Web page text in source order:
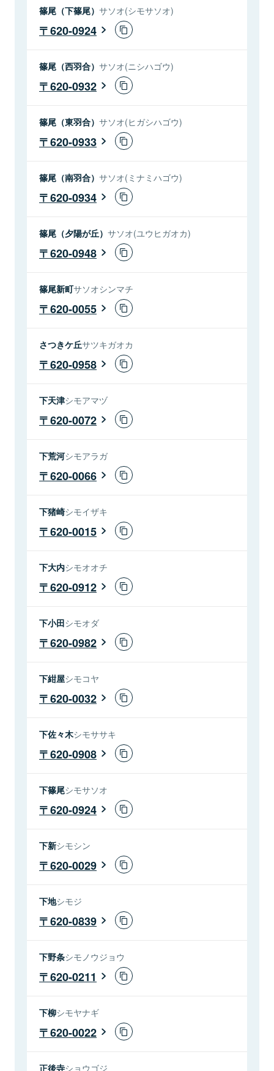
篠尾（下篠尾） サソオ(シモサソオ)
620-0924
篠尾（西羽合） サソオ(ニシハゴウ)
620-0932
篠尾（東羽合） サソオ(ヒガシハゴウ)
620-0933
篠尾（南羽合） サソオ(ミナミハゴウ)
620-0934
篠尾（夕陽が丘） サソオ(ユウヒガオカ)
620-0948
篠尾新町サソオシンマチ
620-0055
さつきケ丘サツキガオカ
620-0958
下天津シモアマヅ
620-0072
下荒河シモアラガ
620-0066
下猪崎シモイザキ
620-0015
下大内シモオオチ
620-0912
下小田シモオダ
620-0982
下紺屋シモコヤ
620-0032
下佐々木シモササキ
620-0908
下篠尾シモサソオ
620-0924
下新シモシン
620-0029
下地シモジ
620-0839
下野条シモノウジョウ
620-0211
下柳シモヤナギ
620-0022
正後寺ショウゴジ